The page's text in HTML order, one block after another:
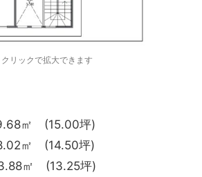
クリックで拡大できます
㎡ (15.00坪)
㎡ (14.50坪)
㎡ (13.25坪)